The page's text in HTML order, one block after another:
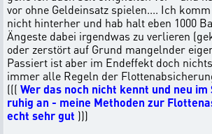
vor ohne Geldeinsatz spielen.... Ich
nicht hinterher und hab halt eben 1000
Ängeste dabei irgendwas zu verlieren
oder zerstört auf Grund mangelnder
Passiert ist aber im Endeffekt doch
immer alle Regeln der
((( Wer das noch nicht kennt und neu
ruhig an - meine Methoden zur
echt sehr gut )))